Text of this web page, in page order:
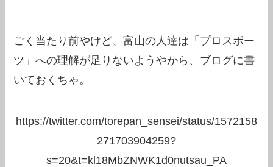
ごく当たり前やけど、富山の人達は「プロスポー
ツ」への理解が足りないようやから、ブログに書
いておくちゃ。
https://twitter.com/torepan_sensei/status/1572158
271703904259?
s=20&t=kl18MbZNWK1d0nutsau_PA